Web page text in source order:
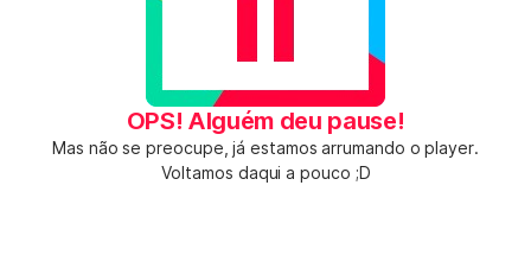
OPS! Alguém deu pause!
Mas não se preocupe, já estamos arrumando o player.
Voltamos daqui a pouco ;D